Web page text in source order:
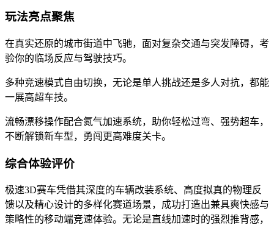
玩法亮点聚焦
在真实还原的城市街道中飞驰，面对复杂交通与突发障碍，考
验你的临场反应与驾驶技巧。
多种竞速模式自由切换，无论是单人挑战还是多人对抗，都能
一展高超车技。
流畅漂移操作配合氮气加速系统，助你轻松过弯、强势超车，
不断解锁新车型，勇闯更高难度关卡。
综合体验评价
极速3D赛车凭借其深度的车辆改装系统、高度拟真的物理反
馈以及精心设计的多样化赛道场景，成功打造出兼具爽快感与
策略性的移动端竞速体验。无论是直线加速时的强烈推背感，